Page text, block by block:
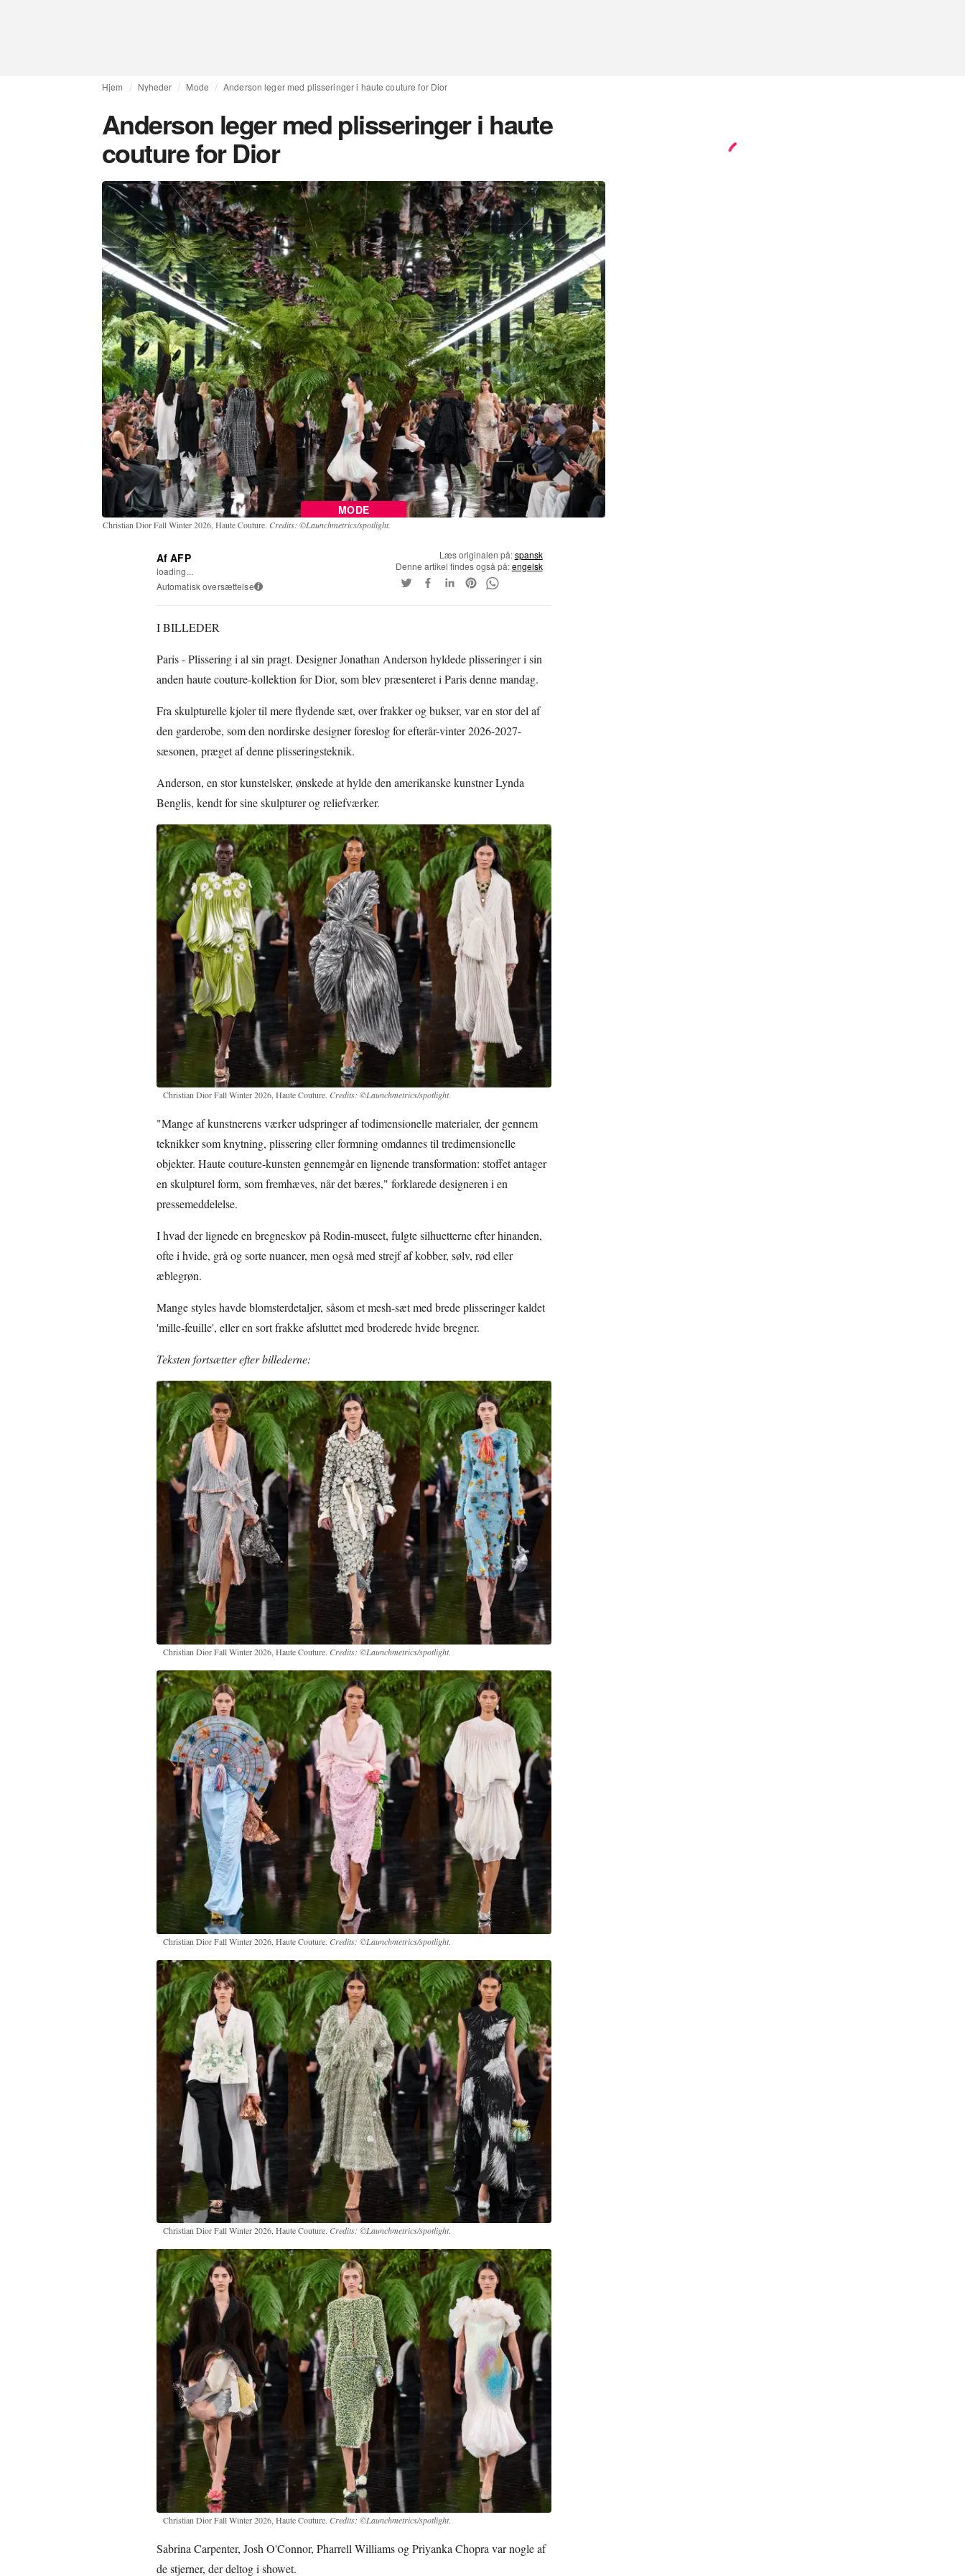
Hjem Nyheder Mode Anderson leger med plisseringer i haute couture for Dior
Anderson leger med plisseringer i haute
couture for Dior
MODE
Christian Dior Fall Winter 2026, Haute Couture. Credits: ©Launchmetrics/spotlight.
Af AFP
loading...
Automatisk oversættelse i
Læs originalen på:spansk
Denne artikel findes også på:engelsk
I BILLEDER
Paris - Plissering i al sin pragt. Designer Jonathan Anderson hyldede plisseringer i sin
anden haute couture-kollektion for Dior, som blev præsenteret i Paris denne mandag.
Fra skulpturelle kjoler til mere flydende sæt, over frakker og bukser, var en stor del af
den garderobe, som den nordirske designer foreslog for efterår-vinter 2026-2027-
sæsonen, præget af denne plisseringsteknik.
Anderson, en stor kunstelsker, ønskede at hylde den amerikanske kunstner Lynda
Benglis, kendt for sine skulpturer og reliefværker.
Christian Dior Fall Winter 2026, Haute Couture. Credits: ©Launchmetrics/spotlight.
"Mange af kunstnerens værker udspringer af todimensionelle materialer, der gennem
teknikker som knytning, plissering eller formning omdannes til tredimensionelle
objekter. Haute couture-kunsten gennemgår en lignende transformation: stoffet antager
en skulpturel form, som fremhæves, når det bæres," forklarede designeren i en
pressemeddelelse.
I hvad der lignede en bregneskov på Rodin-museet, fulgte silhuetterne efter hinanden,
ofte i hvide, grå og sorte nuancer, men også med strejf af kobber, sølv, rød eller
æblegrøn.
Mange styles havde blomsterdetaljer, såsom et mesh-sæt med brede plisseringer kaldet
'mille-feuille', eller en sort frakke afsluttet med broderede hvide bregner.
Teksten fortsætter efter billederne:
Christian Dior Fall Winter 2026, Haute Couture. Credits: ©Launchmetrics/spotlight.
Christian Dior Fall Winter 2026, Haute Couture. Credits: ©Launchmetrics/spotlight.
Christian Dior Fall Winter 2026, Haute Couture. Credits: ©Launchmetrics/spotlight.
Christian Dior Fall Winter 2026, Haute Couture. Credits: ©Launchmetrics/spotlight.
Sabrina Carpenter, Josh O'Connor, Pharrell Williams og Priyanka Chopra var nogle af
de stjerner, der deltog i showet.